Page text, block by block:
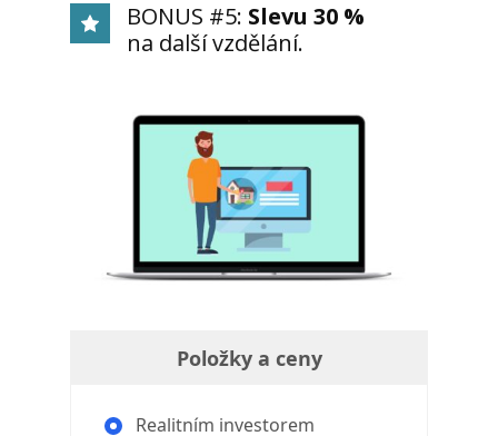
BONUS #5: Slevu 30 %
na další vzdělání.
Položky a ceny
Realitním investorem